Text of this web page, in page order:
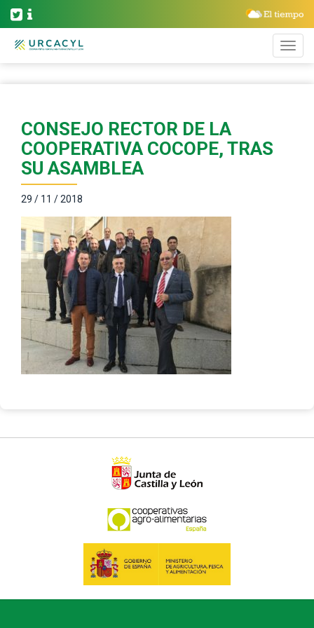
CONSEJO RECTOR DE LA
COOPERATIVA COCOPE, TRAS
SU ASAMBLEA
29 / 11 / 2018